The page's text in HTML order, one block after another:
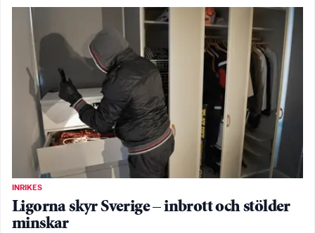
INRIKES
Ligorna skyr Sverige – inbrott och stölder
minskar